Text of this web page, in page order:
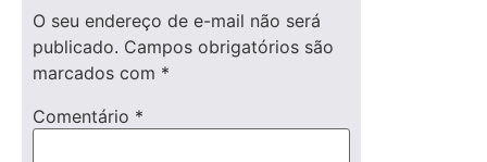
O seu endereço de e-mail não será
publicado. Campos obrigatórios são
marcados com *
Comentário *